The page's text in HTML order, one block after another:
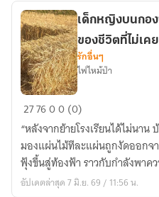
ใหม่
ใน
โลก
จีน
โบราณ
เด็ก
หญิง
บน
กอง
ฟาง
บันทึก
เด็กหญิงบนกอ
ของชีวิตที่ไม่เค
รักอื่นๆ
ไฟไหม้ป่า
277600 (0)
“หลังจากย้ายโรงเรียนได้ไม่นา
มองแผ่นไม้ทีละแผ่นถูกงัดออกจ
ฟุ้งขึ้นสู่ท้องฟ้า ราวกับกำลังพาค
อัปเดตล่าสุด 7 มิ.ย. 69 / 11:56 น.